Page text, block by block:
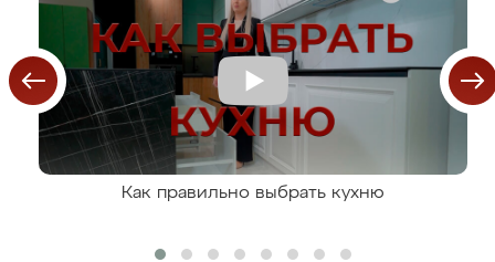
Как правильно выбрать кухню